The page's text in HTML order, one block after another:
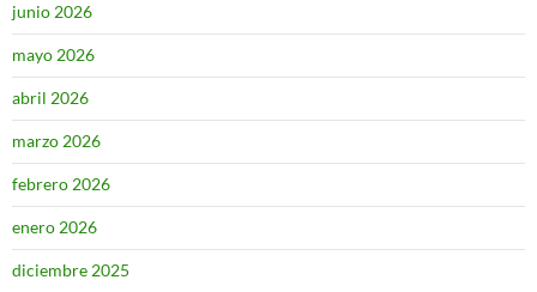
junio 2026
mayo 2026
abril 2026
marzo 2026
febrero 2026
enero 2026
diciembre 2025